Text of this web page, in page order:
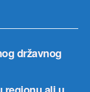
državnog